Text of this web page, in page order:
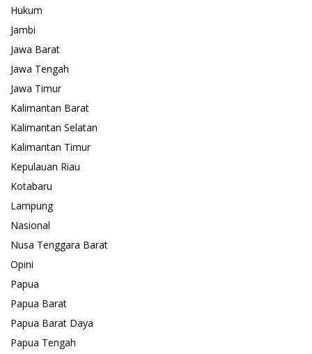
Hukum
Jambi
Jawa Barat
Jawa Tengah
Jawa Timur
Kalimantan Barat
Kalimantan Selatan
Kalimantan Timur
Kepulauan Riau
Kotabaru
Lampung
Nasional
Nusa Tenggara Barat
Opini
Papua
Papua Barat
Papua Barat Daya
Papua Tengah